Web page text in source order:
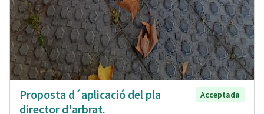
Proposta d´aplicació del pla
director d'arbrat.
Acceptada